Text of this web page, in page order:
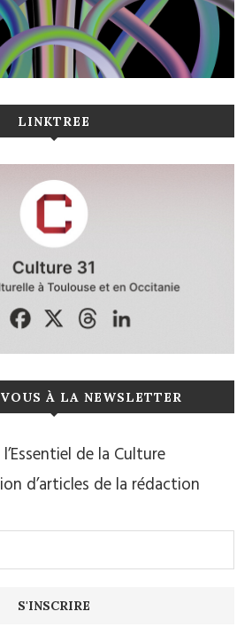
LINKTREE
À LA NEWSLETTER
de la Culture
d’articles de la rédaction